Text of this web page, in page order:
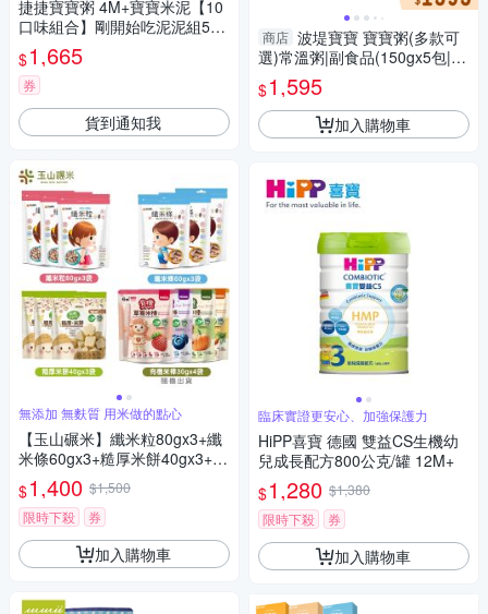
捷捷寶寶粥 4M+寶寶米泥【10
口味組合】剛開始吃泥泥組50g
x40包
$1,665
券
貨到通知我
無添加 無麩質 用米做的點心
【玉山碾米】纖米粒80gx3+纖
米條60gx3+糙厚米餅40gx3+Mi
iGA有機米棒30g隨機x4
$1,400 $1,500
限時下殺
券
加入購物車
商店 波堤寶寶 寶寶粥(多款可
選)常溫粥|副食品(150gx5包|
盒)5盒組
$1,595
加入購物車
臨床實證更安心、加強保護力
HiPP喜寶 德國 雙益CS生機幼
兒成長配方800公克/罐 12M+
$1,280 $1,380
限時下殺
券
加入購物車